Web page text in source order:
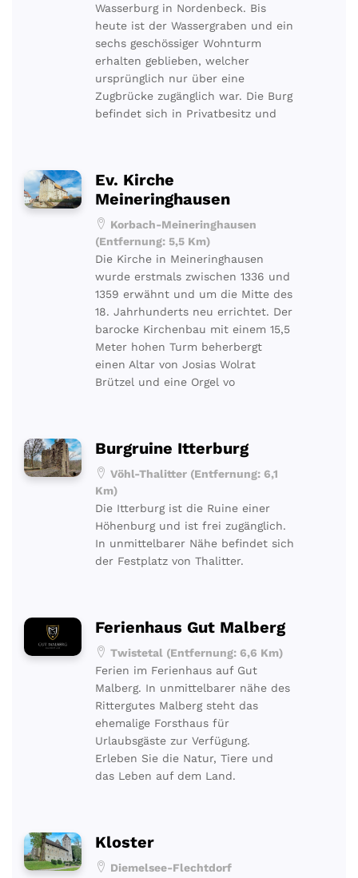
Wasserburg in Nordenbeck. Bis
heute ist der Wassergraben und ein
sechs geschössiger Wohnturm
erhalten geblieben, welcher
ursprünglich nur über eine
Zugbrücke zugänglich war. Die Burg
befindet sich in Privatbesitz und
Ev. Kirche
Meineringhausen
Korbach-Meineringhausen
(Entfernung: 5,5 Km)
Die Kirche in Meineringhausen
wurde erstmals zwischen 1336 und
1359 erwähnt und um die Mitte des
18. Jahrhunderts neu errichtet. Der
barocke Kirchenbau mit einem 15,5
Meter hohen Turm beherbergt
einen Altar von Josias Wolrat
Brützel und eine Orgel vo
Burgruine Itterburg
Vöhl-Thalitter (Entfernung: 6,1
Km)
Die Itterburg ist die Ruine einer
Höhenburg und ist frei zugänglich.
In unmittelbarer Nähe befindet sich
der Festplatz von Thalitter.
Ferienhaus Gut Malberg
Twistetal (Entfernung: 6,6 Km)
Ferien im Ferienhaus auf Gut
Malberg. In unmittelbarer nähe des
Rittergutes Malberg steht das
ehemalige Forsthaus für
Urlaubsgäste zur Verfügung.
Erleben Sie die Natur, Tiere und
das Leben auf dem Land.
Kloster
Diemelsee-Flechtdorf